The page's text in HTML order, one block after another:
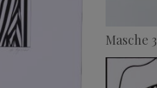
Masche 3